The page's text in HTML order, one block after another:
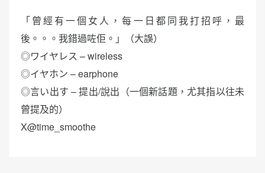
「曾經有一個女人，每一日都同我打招呼，最
後。。。我錯過咗佢。」（大誤）
◎ワイヤレス – wireless
◎イヤホン – earphone
◎言い出す – 提出/說出（一個新話題，尤其指以往未
曾提及的）
X@time_smoothe